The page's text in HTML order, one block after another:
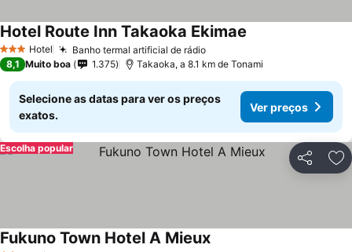
3 EstrelasHotel Banho termal artificial de rádioVer preços
Hotel Route Inn Takaoka Ekimae
8,1 Muito boa 1.375 Takaoka, a 8.1 km de Tonami
Selecione as datas para ver os preços
exatos.
Ver preços
Partilhar
Escolha popular
Fukuno Town Hotel A MieuxVer preços